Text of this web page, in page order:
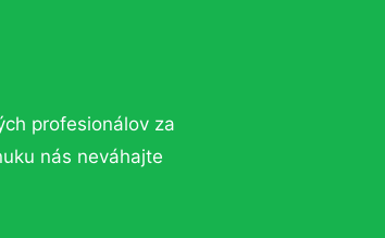
profesionálov za
nás neváhajte